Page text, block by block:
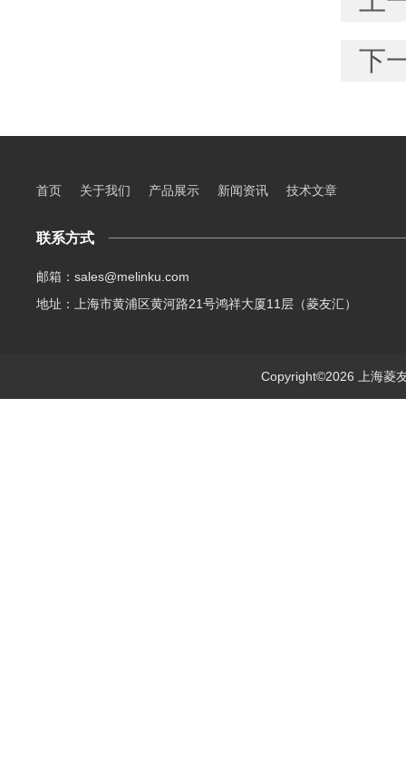
下
首页 关于我们 产品展示 新闻资讯 技术文章
联系方式
邮箱：sales@melinku.com
地址：上海市黄浦区黄河路21号鸿祥大厦11层（菱友汇）
Copyright©2026 上海菱